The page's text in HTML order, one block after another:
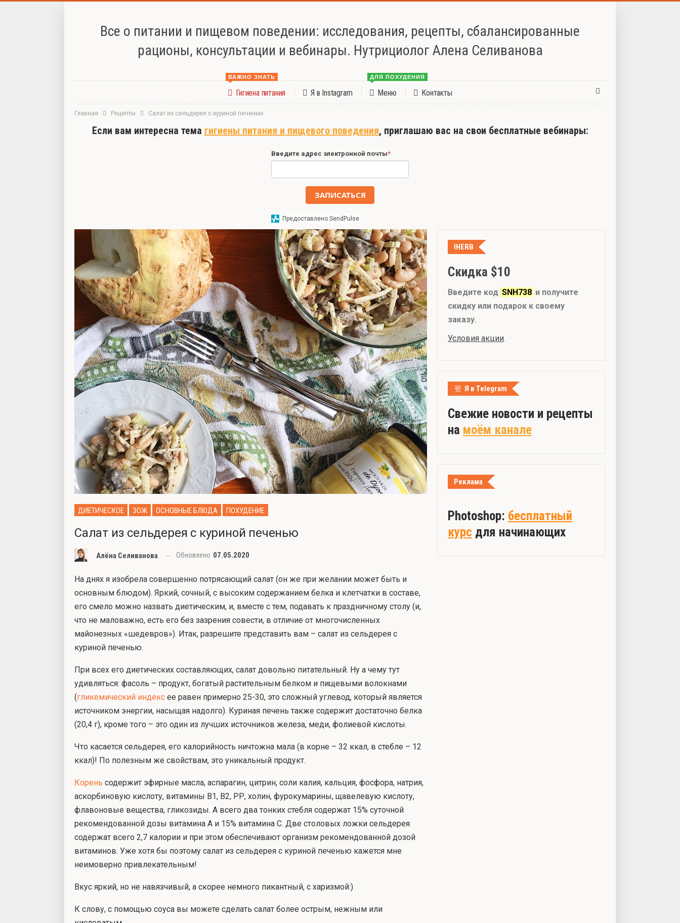
Все о питании и пищевом поведении: исследования, рецепты, сбалансированные
рационы, консультации и вебинары. Нутрициолог Алена Селиванова
Гигиена питания
ВАЖНО ЗНАТЬ
Я в Instagram Меню
ДЛЯ ПОХУДЕНИЯ
Контакты
Главная Рецепты Салат из сельдерея с куриной печенью
Если вам интересна тема гигиены питания и пищевого поведения, приглашаю вас на свои бесплатные вебинары:
Введите адрес электронной почты*
ЗАПИСАТЬСЯ
Предоставлено SendPulse
ДИЕТИЧЕСКОЕ ЗОЖ ОСНОВНЫЕ БЛЮДА ПОХУДЕНИЕ
Салат из сельдерея с куриной печенью
Алёна Селиванова Обновлено 07.05.2020
На днях я изобрела совершенно потрясающий салат (он же при желании может быть и
основным блюдом). Яркий, сочный, с высоким содержанием белка и клетчатки в составе,
его смело можно назвать диетическим, и, вместе с тем, подавать к праздничному столу (и,
что не маловажно, есть его без зазрения совести, в отличие от многочисленных
майонезных «шедевров»). Итак, разрешите представить вам – салат из сельдерея с
куриной печенью.
При всех его диетических составляющих, салат довольно питательный. Ну а чему тут
удивляться: фасоль – продукт, богатый растительным белком и пищевыми волокнами
(гликемический индекс ее равен примерно 25-30, это сложный углевод, который является
источником энергии, насыщая надолго). Куриная печень также содержит достаточно белка
(20,4 г), кроме того – это один из лучших источников железа, меди, фолиевой кислоты.
Что касается сельдерея, его калорийность ничтожна мала (в корне – 32 ккал, в стебле – 12
ккал)! По полезным же свойствам, это уникальный продукт.
Корень содержит эфирные масла, аспарагин, цитрин, соли калия, кальция, фосфора, натрия,
аскорбиновую кислоту, витамины В1, В2, РР, холин, фурокумарины, щавелевую кислоту,
флавоновые вещества, гликозиды. А всего два тонких стебля содержат 15% суточной
рекомендованной дозы витамина А и 15% витамина С. Две столовых ложки сельдерея
содержат всего 2,7 калории и при этом обеспечивают организм рекомендованной дозой
витаминов. Уже хотя бы поэтому салат из сельдерея с куриной печенью кажется мне
неимоверно привлекательным!
Вкус яркий, но не навязчивый, а скорее немного пикантный, с харизмой:)
К слову, с помощью соуса вы можете сделать салат более острым, нежным или
IHERB
Скидка $10
Введите код SNH738 и получите
скидку или подарок к своему
заказу.
Условия акции.
Я в Telegram
Свежие новости и рецепты
на моём канале
Реклама
Photoshop: бесплатный
курс для начинающих